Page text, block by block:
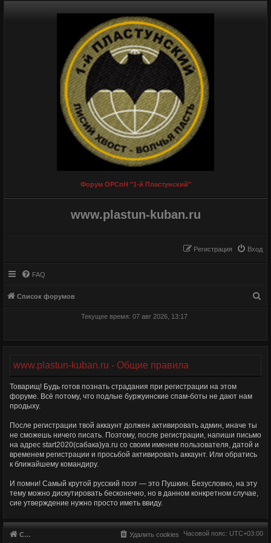
Форум ОРСпН "1-й Пластунский"
www.plastun-kuban.ru
Вход
Регистрация
FAQ
Список форумов
Текущее время: 07 авг 2026, 13:17
www.plastun-kuban.ru - Общие правила
Товарищ! Будь готов познать страдания при регистрации на этом
форуме. Всё потому, что подлые буржуинские спам-боты не дают нам
продыху.
После регистрации твой аккаунт должен активировать админ, иначе ты
не сможешь ничего писать. Поэтому, после регистрации, напиши письмо
на адрес start2020(сабака)ya.ru со своим именем пользователя, датой и
временем регистрации и просьбой активировать аккаунт. Или обратись
к ближайшему командиру.
И помни! Самый крутой русский поэт — это Пушкин. Безусловно, на эту
тему можно дискутировать бесконечно, но в данном конкретном случае,
сие утверждение нужно просто иметь ввиду.
Список форумов Часовой пояс: UTC+03:00
Удалить cookies